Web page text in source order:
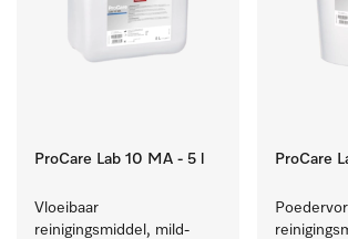
ProCare Lab 10 MA - 5 l
Vloeibaar
reinigingsmiddel, mild-
ProCare